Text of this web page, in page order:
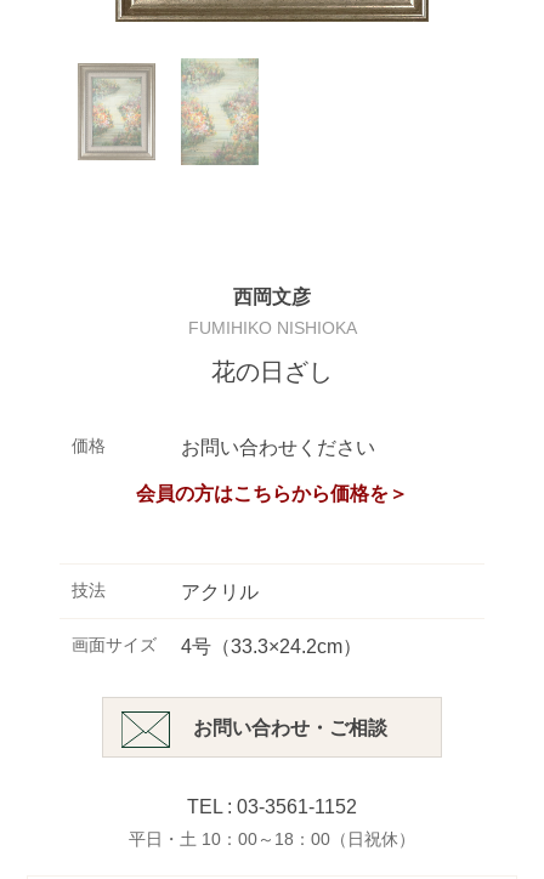
西岡文彦
FUMIHIKO NISHIOKA
花の日ざし
価格 お問い合わせください
会員の方はこちらから価格を＞
技法 アクリル
画面サイズ 4号（33.3×24.2cm）
お問い合わせ・ご相談
TEL : 03-3561-1152
平日・土 10：00～18：00（日祝休）